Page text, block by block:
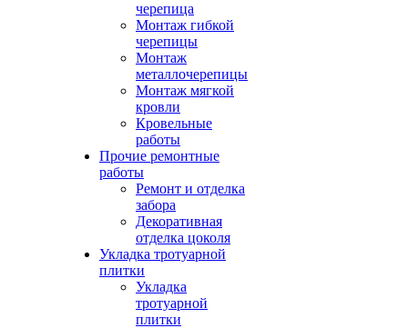
черепица
Монтаж гибкой
черепицы
Монтаж
металлочерепицы
Монтаж мягкой
кровли
Кровельные
работы
Прочие ремонтные
работы
Ремонт и отделка
забора
Декоративная
отделка цоколя
Укладка тротуарной
плитки
Укладка
тротуарной
плитки